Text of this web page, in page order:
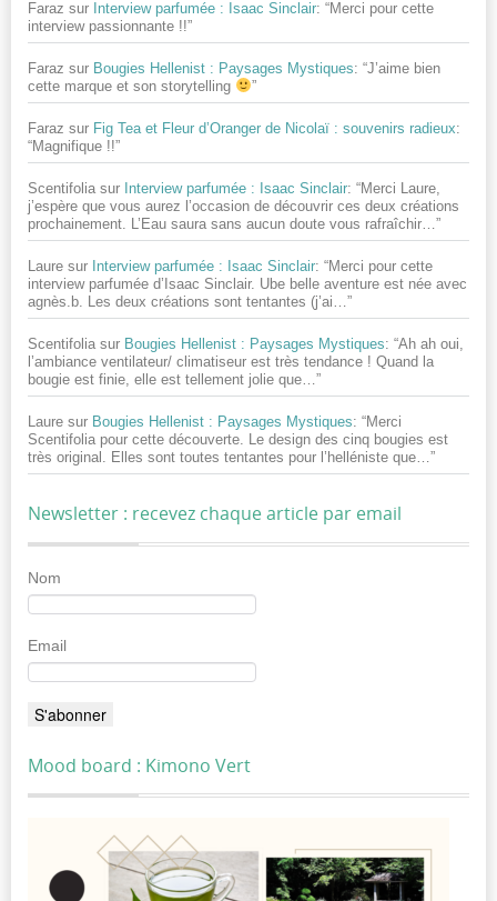
Faraz sur Interview parfumée : Isaac Sinclair: “Merci pour cette
interview passionnante !!”
Faraz sur Bougies Hellenist : Paysages Mystiques: “J’aime bien
cette marque et son storytelling
”
Faraz sur Fig Tea et Fleur d’Oranger de Nicolaï : souvenirs radieux:
“Magnifique !!”
Scentifolia sur Interview parfumée : Isaac Sinclair: “Merci Laure,
j’espère que vous aurez l’occasion de découvrir ces deux créations
prochainement. L’Eau saura sans aucun doute vous rafraîchir…”
Laure sur Interview parfumée : Isaac Sinclair: “Merci pour cette
interview parfumée d’Isaac Sinclair. Ube belle aventure est née avec
agnès.b. Les deux créations sont tentantes (j’ai…”
Scentifolia sur Bougies Hellenist : Paysages Mystiques: “Ah ah oui,
l’ambiance ventilateur/ climatiseur est très tendance ! Quand la
bougie est finie, elle est tellement jolie que…”
Laure sur Bougies Hellenist : Paysages Mystiques: “Merci
Scentifolia pour cette découverte. Le design des cinq bougies est
très original. Elles sont toutes tentantes pour l’helléniste que…”
Newsletter : recevez chaque article par email
Nom
Email
Mood board : Kimono Vert